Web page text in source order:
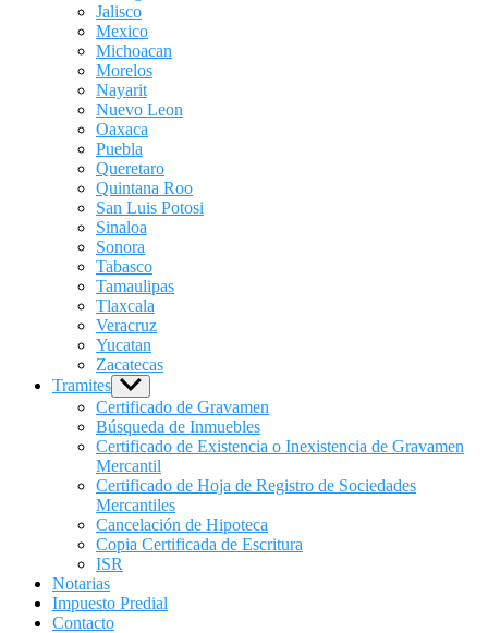
Jalisco
Mexico
Michoacan
Morelos
Nayarit
Nuevo Leon
Oaxaca
Puebla
Queretaro
Quintana Roo
San Luis Potosi
Sinaloa
Sonora
Tabasco
Tamaulipas
Tlaxcala
Veracruz
Yucatan
Zacatecas
Tramites Show
sub
menu
Certificado de Gravamen
Búsqueda de Inmuebles
Certificado de Existencia o Inexistencia de Gravamen
Mercantil
Certificado de Hoja de Registro de Sociedades
Mercantiles
Cancelación de Hipoteca
Copia Certificada de Escritura
ISR
Notarias
Impuesto Predial
Contacto